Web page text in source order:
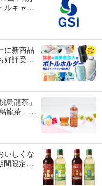
ルキャッ
・支援
！
に新商品
好評受付
烏龍茶」
龍茶」と
売
いしくな
間限定デ